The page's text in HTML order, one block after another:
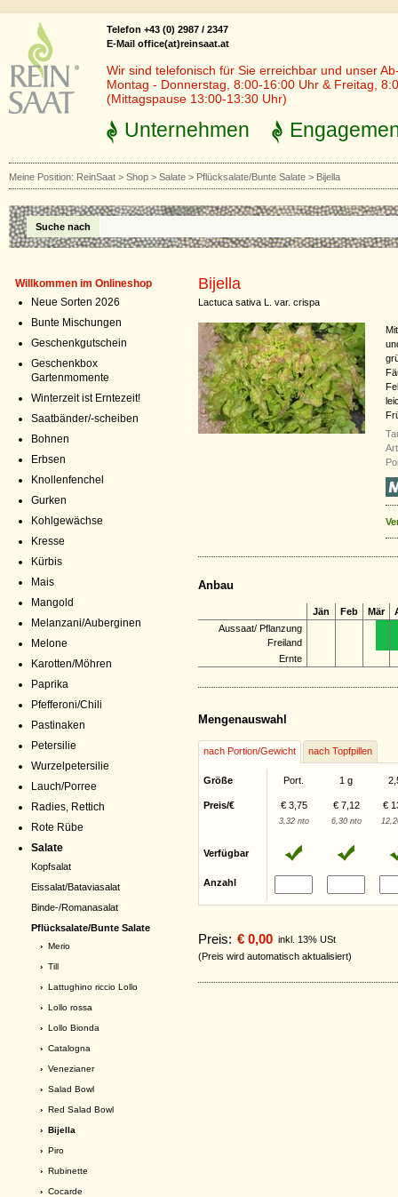
Telefon +43 (0) 2987 / 2347
E-Mail office(at)reinsaat.at
Wir sind telefonisch für Sie erreichbar und unser
Montag - Donnerstag, 8:00-16:00 Uhr & Freitag,
(Mittagspause 13:00-13:30 Uhr)
Unternehmen
Meine Position: ReinSaat > Shop > Salate > Pflücksalate/Bunte Salate > Bijella
Suche nach
Willkommen im Onlineshop
Neue Sorten 2026
Bunte Mischungen
Geschenkgutschein
Geschenkbox
Gartenmomente
Winterzeit ist Erntezeit!
Saatbänder/-scheiben
Bohnen
Erbsen
Knollenfenchel
Gurken
Kohlgewächse
Kresse
Kürbis
Mais
Mangold
Melanzani/Auberginen
Melone
Karotten/Möhren
Paprika
Pfefferoni/Chili
Pastinaken
Petersilie
Wurzelpetersilie
Lauch/Porree
Radies, Rettich
Rote Rübe
Salate
Kopfsalat
Eissalat/Bataviasalat
Binde-/Romanasalat
Pflücksalate/Bunte Salate
› Merio
› Till
› Lattughino riccio Lollo
› Lollo rossa
› Lollo Bionda
› Catalogna
› Venezianer
› Salad Bowl
› Red Salad Bowl
› Bijella
› Piro
› Rubinette
› Cocarde
Bijella
Lactuca sativa L. var. crispa
Anbau
Jän Feb Mär
Aussaat/ Pflanzung
Freiland
Ernte
Mengenauswahl
nach Portion/Gewicht nach Topfpillen
Größe Port. 1 g
Preis/€ € 3,75 € 7,12 €
3,32 nto 6,30 nto
Verfügbar
Anzahl
Preis: € 0,00 inkl. 13% USt
(Preis wird automatisch aktualisiert)